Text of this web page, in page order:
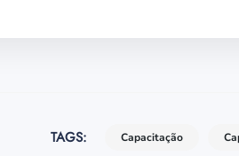
TAGS: Capacitação